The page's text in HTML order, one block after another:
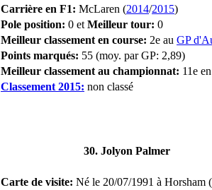
Carrière en F1: McLaren (2014/2015)
Pole position: 0 et Meilleur tour: 0
Meilleur classement en course: 2e au GP
Points marqués: 55 (moy. par GP: 2,89)
Meilleur classement au championnat: 11e
Classement 2015: non classé
30. Jolyon Palmer
Carte de visite: Né le 20/07/1991 à Horsham